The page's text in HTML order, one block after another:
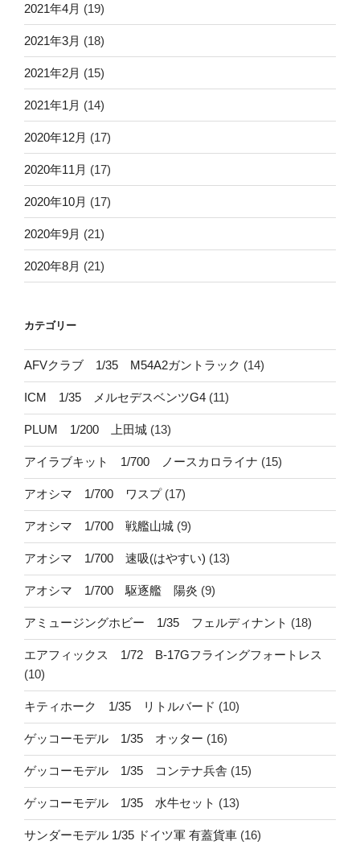
2021年4月 (19)
2021年3月 (18)
2021年2月 (15)
2021年1月 (14)
2020年12月 (17)
2020年11月 (17)
2020年10月 (17)
2020年9月 (21)
2020年8月 (21)
カテゴリー
AFVクラブ 1/35 M54A2ガントラック (14)
ICM 1/35 メルセデスベンツG4 (11)
PLUM 1/200 上田城 (13)
アイラブキット 1/700 ノースカロライナ (15)
アオシマ 1/700 ワスプ(17)
アオシマ 1/700 戦艦山城 (9)
アオシマ 1/700 速吸(はやすい) (13)
アオシマ 1/700 駆逐艦 陽炎 (9)
アミュージングホビー 1/35 フェルディナント (18)
エアフィックス 1/72 B-17Gフライングフォートレス
(10)
キティホーク 1/35 リトルバード (10)
ゲッコーモデル 1/35 オッター (16)
ゲッコーモデル 1/35 コンテナ兵舎 (15)
ゲッコーモデル 1/35 水牛セット (13)
サンダーモデル 1/35 ドイツ軍 有蓋貨車 (16)